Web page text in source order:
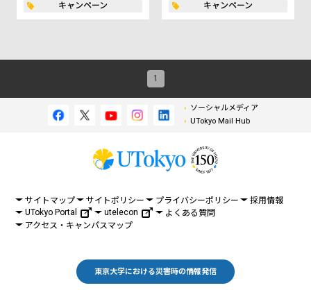
キャンペーン キャンペーン
1
ソーシャルメディア
UTokyo Mail Hub
サイトマップ サイトポリシー プライバシーポリシー
採用情報
UTokyo Portal
utelecon
よくある質問
アクセス・キャンパスマップ
東京大学における災害時の情報発信